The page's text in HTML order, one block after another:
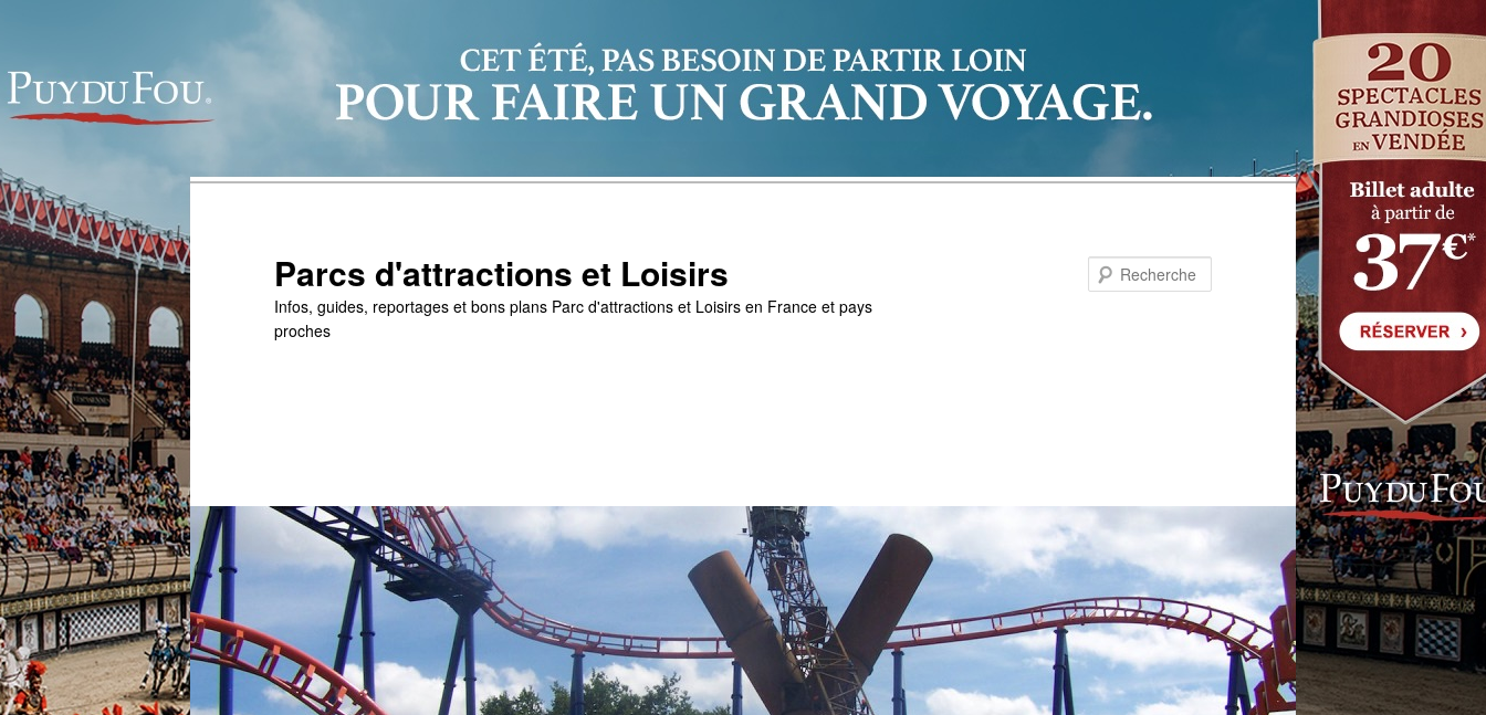
Parcs d'attractions et Loisirs
Infos, guides, reportages et bons plans Parc d'attractions et Loisirs en France et pays
proches
Recherche